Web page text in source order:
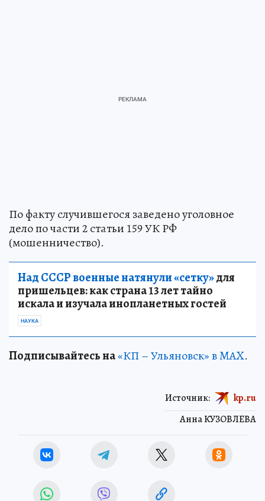
По факту случившегося заведено уголовное
дело по части 2 статьи 159 УК РФ
(мошенничество).
Над СССР военные натянули «сетку»для
пришельцев: как страна 13 лет тайно
искала и изучала инопланетных гостей
НАУКА
Подписывайтесь на«КП – Ульяновск» в MAX.
Анна КУЗОВЛЕВА
Источник: kp.ru